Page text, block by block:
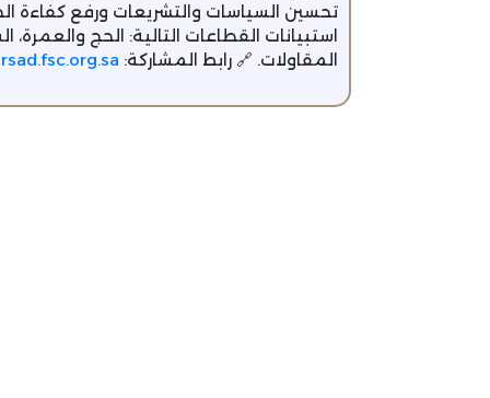
تحسين السياسات والتشريعات ورفع كفاءة
استبيانات القطاعات التالية: الحج والعمرة،
المقاولات. 🔗 رابط المشاركة: